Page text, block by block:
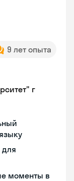
9 лет опыта
г
для
моменты в